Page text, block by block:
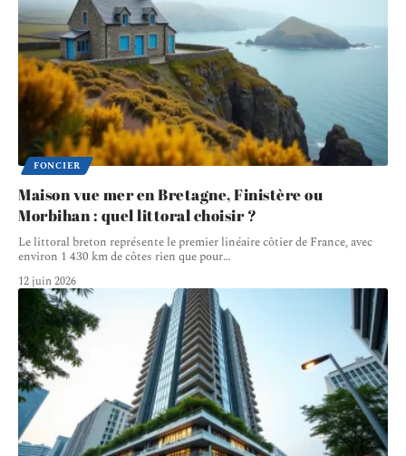
FONCIER
Maison vue mer en Bretagne, Finistère ou
Morbihan : quel littoral choisir ?
Le littoral breton représente le premier linéaire côtier de France, avec
environ 1 430 km de côtes rien que pour…
12 juin 2026